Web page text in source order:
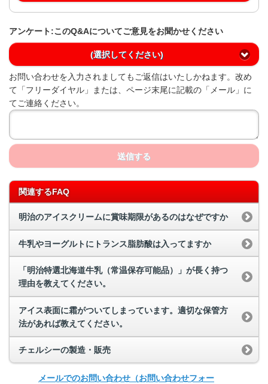
アンケート:このQ&Aについてご意見をお聞かせください
(選択してください)
お問い合わせを入力されましてもご返信はいたしかねます。改め
て「フリーダイヤル」または、ページ末尾に記載の「メール」に
てご連絡ください。
送信する
関連するFAQ
明治のアイスクリームに賞味期限があるのはなぜですか
牛乳やヨーグルトにトランス脂肪酸は入ってますか
「明治特選北海道牛乳（常温保存可能品）」が長く持つ
理由を教えてください。
アイス表面に霜がついてしまっています。適切な保管方
法があれば教えてください。
チェルシーの製造・販売
メールでのお問い合わせ （お問い合わせフォー